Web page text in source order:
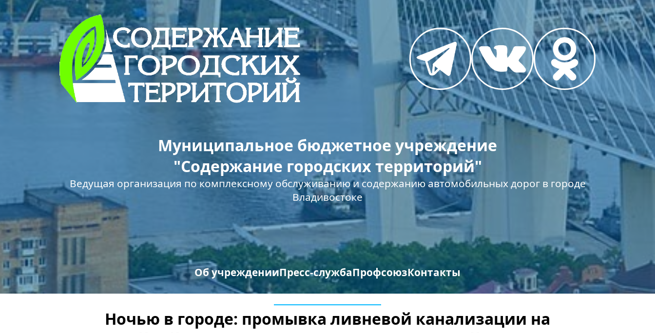
Муниципальное бюджетное учреждение
"Содержание городских территорий"
Ведущая организация по комплексному обслуживанию и содержанию автомобильных дорог в городе
Владивостоке
Об учрежденииПресс-службаПрофсоюзКонтакты
Ночью в городе: промывка ливневой канализации на